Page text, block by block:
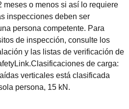
meses o menos si así lo requiere
inspecciones deben ser
persona competente. Para
de inspección, consulte los
y las listas de verificación de
de carga:
verticales está clasificada
persona, 15 kN.